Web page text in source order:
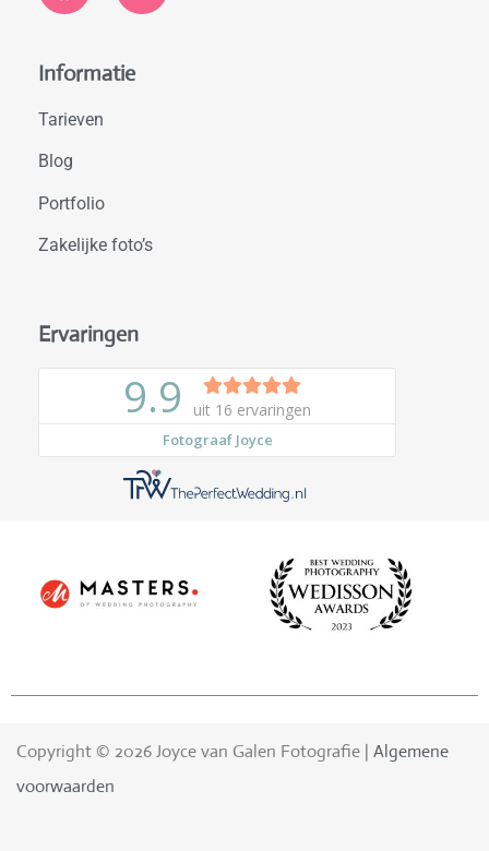
Informatie
Tarieven
Blog
Portfolio
Zakelijke foto’s
Ervaringen
Copyright © 2026 Joyce van Galen Fotografie | Algemene
voorwaarden